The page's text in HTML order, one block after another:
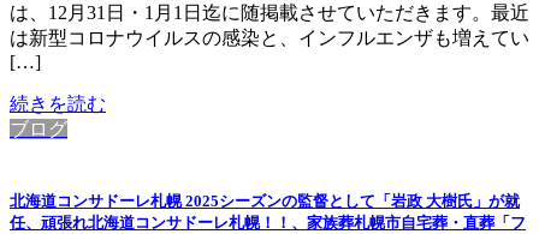
は、12月31日・1月1日迄に随掲載させていただきます。最近
は新型コロナウイルスの感染と、インフルエンザも増えてい
[…]
続きを読む
ブログ
北海道コンサドーレ札幌 2025シーズンの監督として「岩政 大樹氏」が就
任、頑張れ北海道コンサドーレ札幌！！、家族葬札幌市自宅葬・直葬「フ